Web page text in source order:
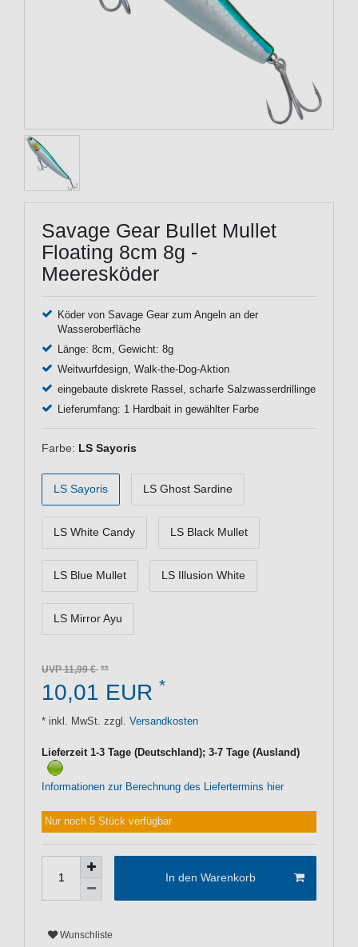
Savage Gear Bullet Mullet
Floating 8cm 8g -
Meeresköder
Köder von Savage Gear zum Angeln an der
Wasseroberfläche
Länge: 8cm, Gewicht: 8g
Weitwurfdesign, Walk-the-Dog-Aktion
eingebaute diskrete Rassel, scharfe Salzwasserdrillinge
Lieferumfang: 1 Hardbait in gewählter Farbe
Farbe: LS Sayoris
LS Sayoris LS Ghost Sardine
LS White Candy LS Black Mullet
LS Blue Mullet LS Illusion White
LS Mirror Ayu
UVP 11,99 €
10,01 EUR *
* inkl. MwSt. zzgl. Versandkosten
Lieferzeit 1-3 Tage (Deutschland); 3-7 Tage (Ausland)
Informationen zur Berechnung des Liefertermins hier
Nur noch 5 Stück verfügbar
In den Warenkorb
Wunschliste